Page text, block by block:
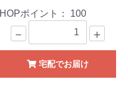
HOPポイント： 100
－ ＋
宅配でお届け